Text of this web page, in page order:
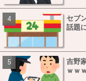
セブ
話題
吉野
ｗｗ